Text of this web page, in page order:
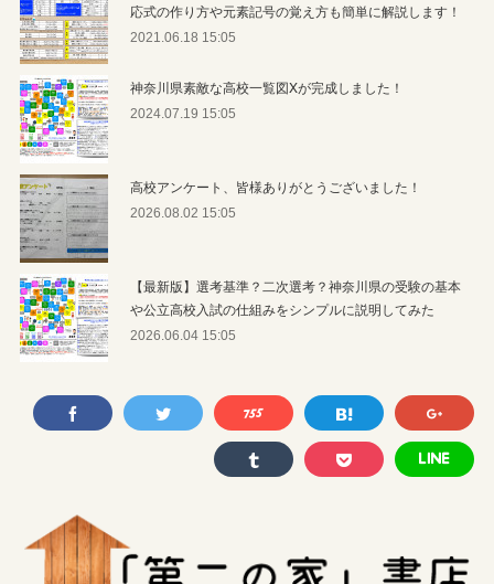
応式の作り方や元素記号の覚え方も簡単に解説します！
2021.06.18 15:05
神奈川県素敵な高校一覧図Xが完成しました！
2024.07.19 15:05
高校アンケート、皆様ありがとうございました！
2026.08.02 15:05
【最新版】選考基準？二次選考？神奈川県の受験の基本
や公立高校入試の仕組みをシンプルに説明してみた
2026.06.04 15:05